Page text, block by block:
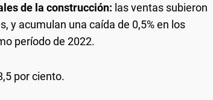
de la construcción: las ventas subieron
y acumulan una caída de 0,5% en los
período de 2022.
por ciento.